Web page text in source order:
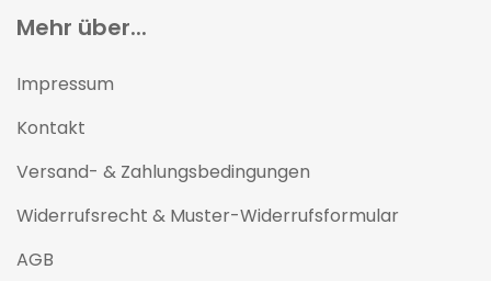
Mehr über...
Impressum
Kontakt
Versand- & Zahlungsbedingungen
Widerrufsrecht & Muster-Widerrufsformular
AGB